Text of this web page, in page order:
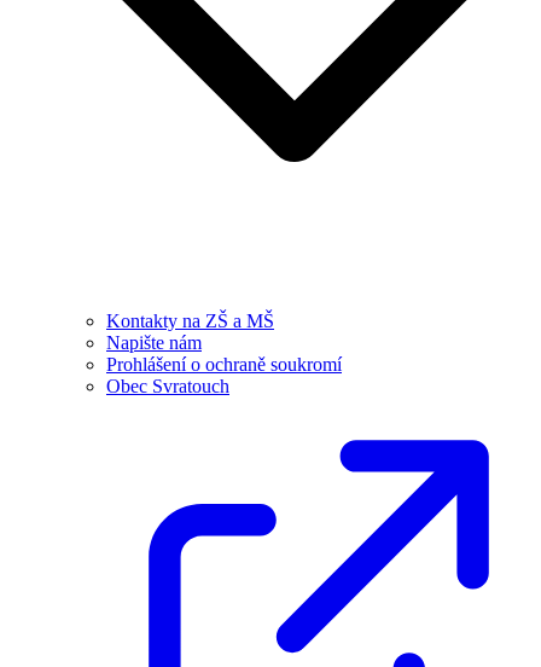
Kontakty na ZŠ a MŠ
Napište nám
Prohlášení o ochraně soukromí
Obec Svratouch